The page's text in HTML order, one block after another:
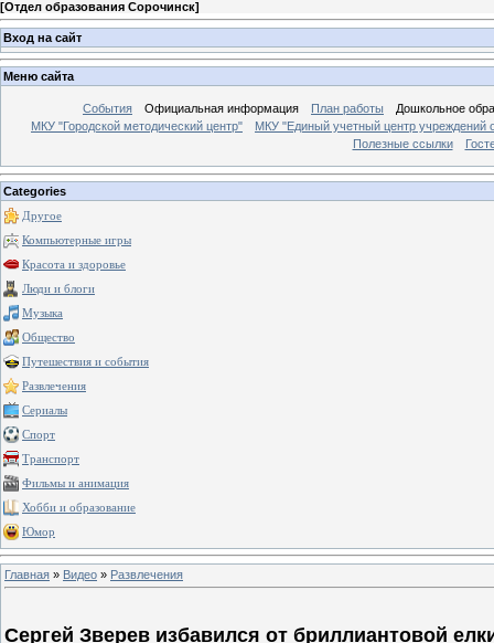
[Отдел образования Сорочинск]
Вход на сайт
Меню сайта
События Официальная информация План работы
Дошкольное
МКУ "Городской методический центр"
МКУ "Единый учетный центр учреждений
Полезные ссылки
Categories
Другое
Компьютерные игры
Красота и здоровье
Люди и блоги
Музыка
Общество
Путешествия и события
Развлечения
Сериалы
Спорт
Транспорт
Фильмы и анимация
Хобби и образование
Юмор
Главная » Видео » Развлечения
Сергей Зверев избавился от бриллиантовой